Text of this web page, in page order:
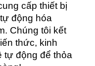
cấp thiết bị
động hóa
Chúng tôi kết
thức, kinh
tự động để thỏa